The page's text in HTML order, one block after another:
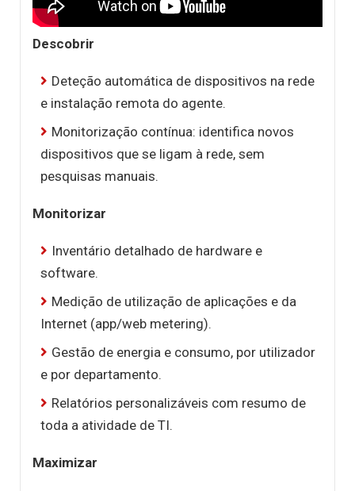
Descobrir
Deteção automática de dispositivos na rede
e instalação remota do agente.
Monitorização contínua: identifica novos
dispositivos que se ligam à rede, sem
pesquisas manuais.
Monitorizar
Inventário detalhado de hardware e
software.
Medição de utilização de aplicações e da
Internet (app/web metering).
Gestão de energia e consumo, por utilizador
e por departamento.
Relatórios personalizáveis com resumo de
toda a atividade de TI.
Maximizar